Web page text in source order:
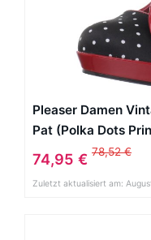
Pleaser Damen
Pat (Polka Dots
74,95 € 78,52 €
Zuletzt aktualisiert am: